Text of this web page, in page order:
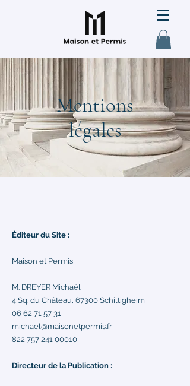
Mentions
légales
Éditeur du Site :
Maison et Permis
M. DREYER Michaël
4 Sq. du Château, 67300 Schiltigheim
06 62 71 57 31
michael@maisonetpermis.fr
822 757 241 00010
Directeur de la Publication :